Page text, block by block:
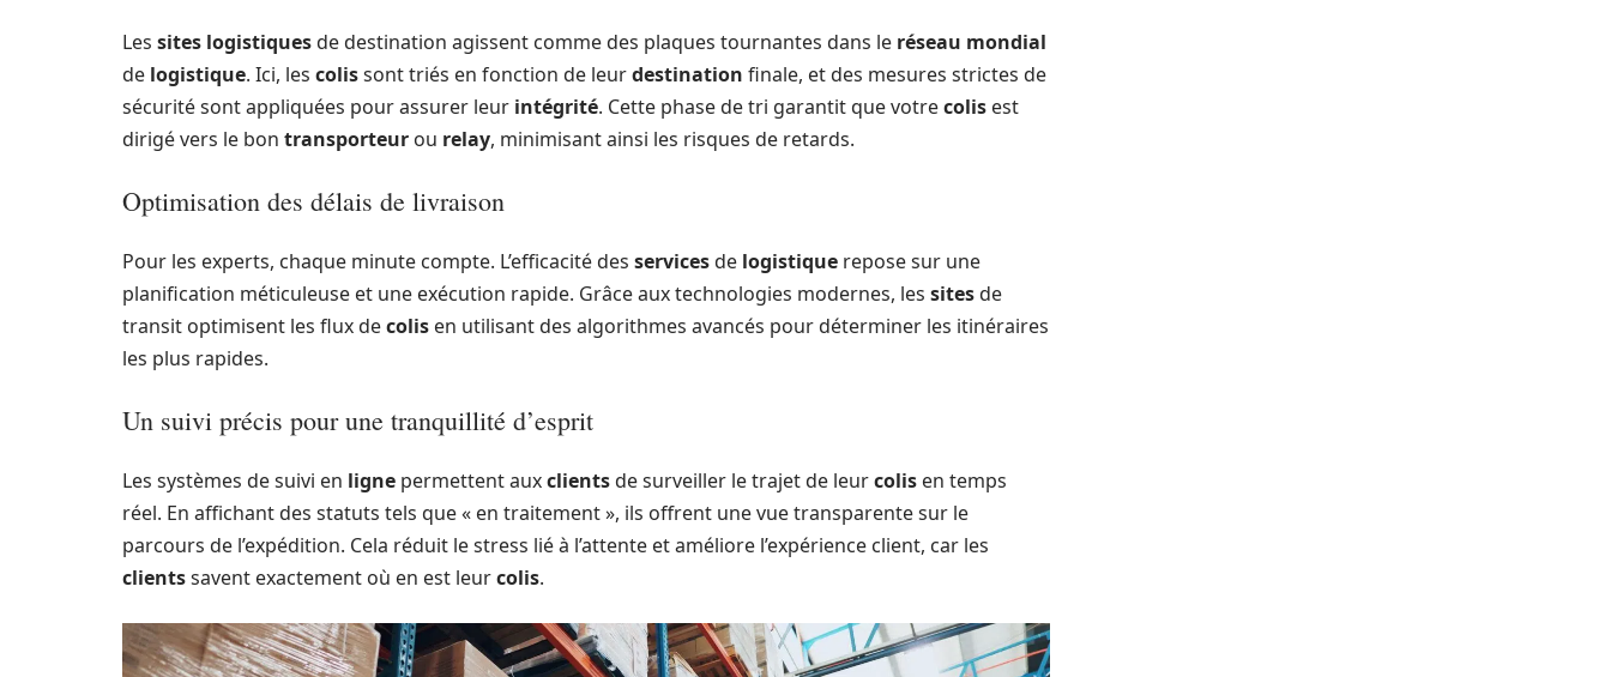
Les sites logistiquesde destination agissent comme des plaques tournantes dans le réseau mondial
de logistique. Ici, les colissont triés en fonction de leurdestination finale, et des mesures strictes de
sécurité sont appliquées pour assurer leur intégrité. Cette phase de tri garantit que votrecolis est
dirigé vers le bon transporteur ou relay, minimisant ainsi les risques de retards.
Optimisation des délais de livraison
Pour les experts, chaque minute compte. L’efficacité des servicesde logistique repose sur une
planification méticuleuse et une exécution rapide. Grâce aux technologies modernes, les sitesde
transit optimisent les flux decolis en utilisant des algorithmes avancés pour déterminer les itinéraires
les plus rapides.
Un suivi précis pour une tranquillité d’esprit
Les systèmes de suivi en ligne permettent auxclientsde surveiller le trajet de leurcolis en temps
réel. En affichant des statuts tels que « en traitement », ils offrent une vue transparente sur le
parcours de l’expédition. Cela réduit le stress lié à l’attente et améliore l’expérience client, car les
clientssavent exactement où en est leurcolis.